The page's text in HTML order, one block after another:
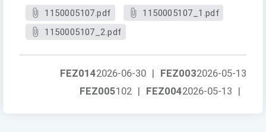
1150005107.pdf
1150005107_1.pdf
1150005107_2.pdf
FEZ0032026-05-13
FEZ0142026-06-30 |
FEZ0042026-05-13 |
FEZ005102 |